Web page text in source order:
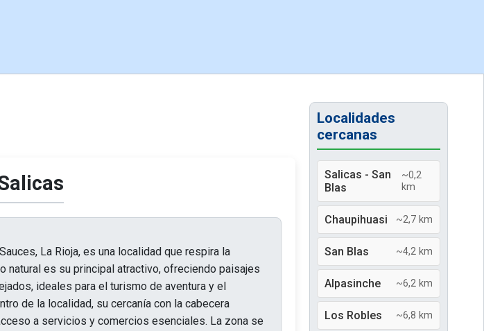
La Rioja, es una localidad que respira la
natural es su principal atractivo, ofreciendo paisajes
ideales para el turismo de aventura y el
de la localidad, su cercanía con la cabecera
a servicios y comercios esenciales. La zona se
Localidades
cercanas
Salicas - San
Blas
~0,2
km
Chaupihuasi ~2,7 km
San Blas ~4,2 km
Alpasinche ~6,2 km
Los Robles ~6,8 km